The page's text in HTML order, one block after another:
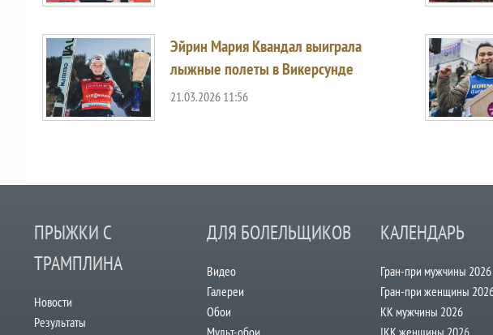
Эйрин Мария Квандал выиграла
лыжные полеты в Викерсунде
21.03.2026 11:56
ПРЫЖКИ С
ТРАМПЛИНА
Новости
Результаты
ДЛЯ БОЛЕЛЬЩИКОВ
Видео
Галереи
Обои
КАЛЕНДАРЬ
Гран-при мужчины 2026
Гран-при женщины
КК мужчины 2026